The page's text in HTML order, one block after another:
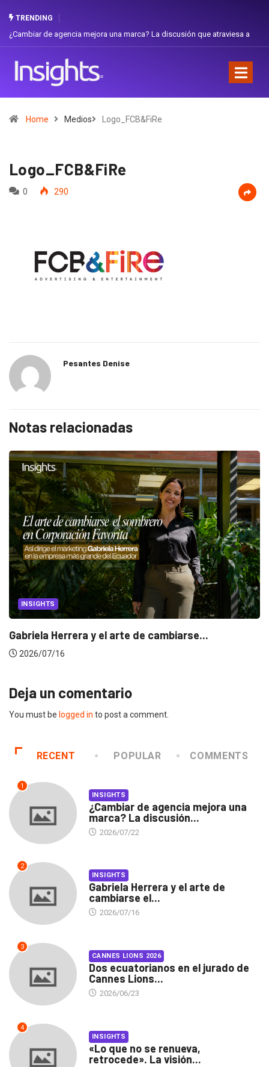
TRENDING
de agencia mejora una marca? La discusión que atraviesa a
Gabriela
Home Medios Logo_FCB&FiRe
Logo_FCB&FiRe
0 290
Pesantes Denise
Notas relacionadas
INSIGHTS
Gabriela Herrera y el arte de cambiarse...
2026/07/16
Deja un comentario
You must be logged in to post a comment.
RECENT POPULAR COMMENTS
1
INSIGHTS
¿Cambiar de agencia mejora una
marca? La discusión...
2026/07/22
2
INSIGHTS
Gabriela Herrera y el arte de
cambiarse el...
2026/07/16
3
CANNES LIONS 2026
Dos ecuatorianos en el jurado de
Cannes Lions...
2026/06/23
4
INSIGHTS
«Lo que no se renueva,
retrocede». La visión...